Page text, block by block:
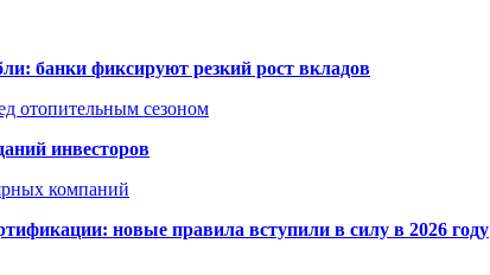
банки фиксируют резкий рост вкладов
отопительным сезоном
инвесторов
компаний
новые правила вступили в силу в 2026 году